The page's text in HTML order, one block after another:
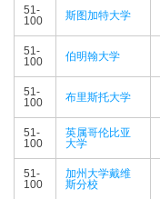
51-
100
斯图加特大学
51-
100
伯明翰大学
51-
100
布里斯托大学
51-
100
英属哥伦比亚
大学
51-
100
加州大学戴维
斯分校